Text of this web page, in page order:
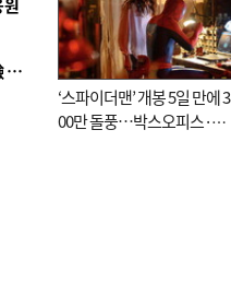
■ 검사 신분 버리고 직급하향(10년 이하 저연차 검사)…檢 중수청행 기피
‘스파이더맨’ 개봉 5일 만에 3
00만 돌풍…박스오피스·예